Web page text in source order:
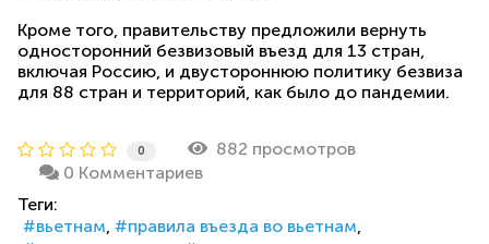
Кроме того, правительству предложили вернуть
односторонний безвизовый въезд для 13 стран,
включая Россию, и двустороннюю политику безвиза
для 88 стран и территорий, как было до пандемии.
0
882 просмотров
0 Комментариев
Теги:
вьетнам
правила въезда во вьетнам